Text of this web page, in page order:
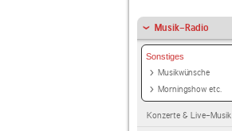
Musik-Radio
Sonstiges
Musikwünsche
Morningshow etc.
Konzerte & Live-Musik